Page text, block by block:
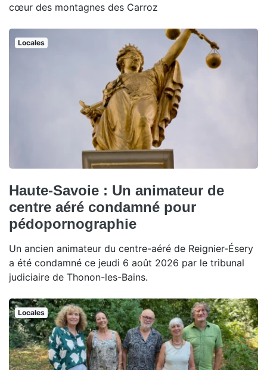
cœur des montagnes des Carroz
Locales
Haute-Savoie : Un animateur de
centre aéré condamné pour
pédopornographie
Un ancien animateur du centre-aéré de Reignier-Ésery
a été condamné ce jeudi 6 août 2026 par le tribunal
judiciaire de Thonon-les-Bains.
Locales